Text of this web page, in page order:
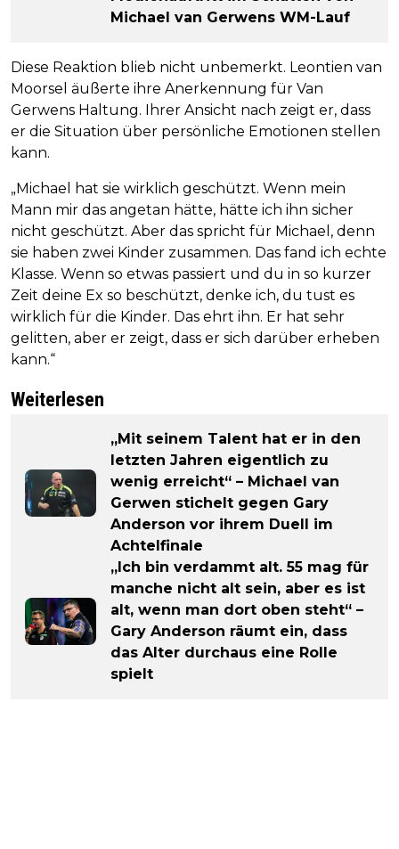
Michael van Gerwens WM-Lauf
Diese Reaktion blieb nicht unbemerkt. Leontien van
Moorsel äußerte ihre Anerkennung für Van
Gerwens Haltung. Ihrer Ansicht nach zeigt er, dass
er die Situation über persönliche Emotionen stellen
kann.
„Michael hat sie wirklich geschützt. Wenn mein
Mann mir das angetan hätte, hätte ich ihn sicher
nicht geschützt. Aber das spricht für Michael, denn
sie haben zwei Kinder zusammen. Das fand ich echte
Klasse. Wenn so etwas passiert und du in so kurzer
Zeit deine Ex so beschützt, denke ich, du tust es
wirklich für die Kinder. Das ehrt ihn. Er hat sehr
gelitten, aber er zeigt, dass er sich darüber erheben
kann.“
Weiterlesen
„Mit seinem Talent hat er in den
letzten Jahren eigentlich zu
wenig erreicht“ – Michael van
Gerwen stichelt gegen Gary
Anderson vor ihrem Duell im
Achtelfinale
„Ich bin verdammt alt. 55 mag für
manche nicht alt sein, aber es ist
alt, wenn man dort oben steht“ –
Gary Anderson räumt ein, dass
das Alter durchaus eine Rolle
spielt